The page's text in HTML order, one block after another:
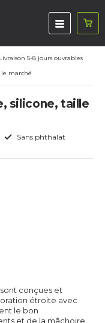
Livraison 5-8 jours ouvrables
marché
silicone, taille
Sans phthalat
conçues et
étroite avec
le bon
et de la mâchoire.